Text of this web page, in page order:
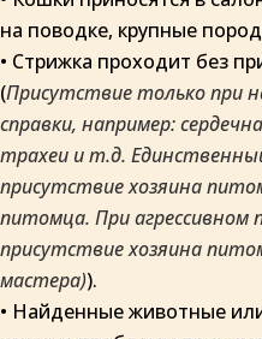
на поводке, крупные
• Стрижка проходит без
(Присутствие только при
справки, например:
трахеи и т.д.
присутствие хозяина
питомца. При агрессивном
присутствие хозяина
мастера)).
• Найденные животные